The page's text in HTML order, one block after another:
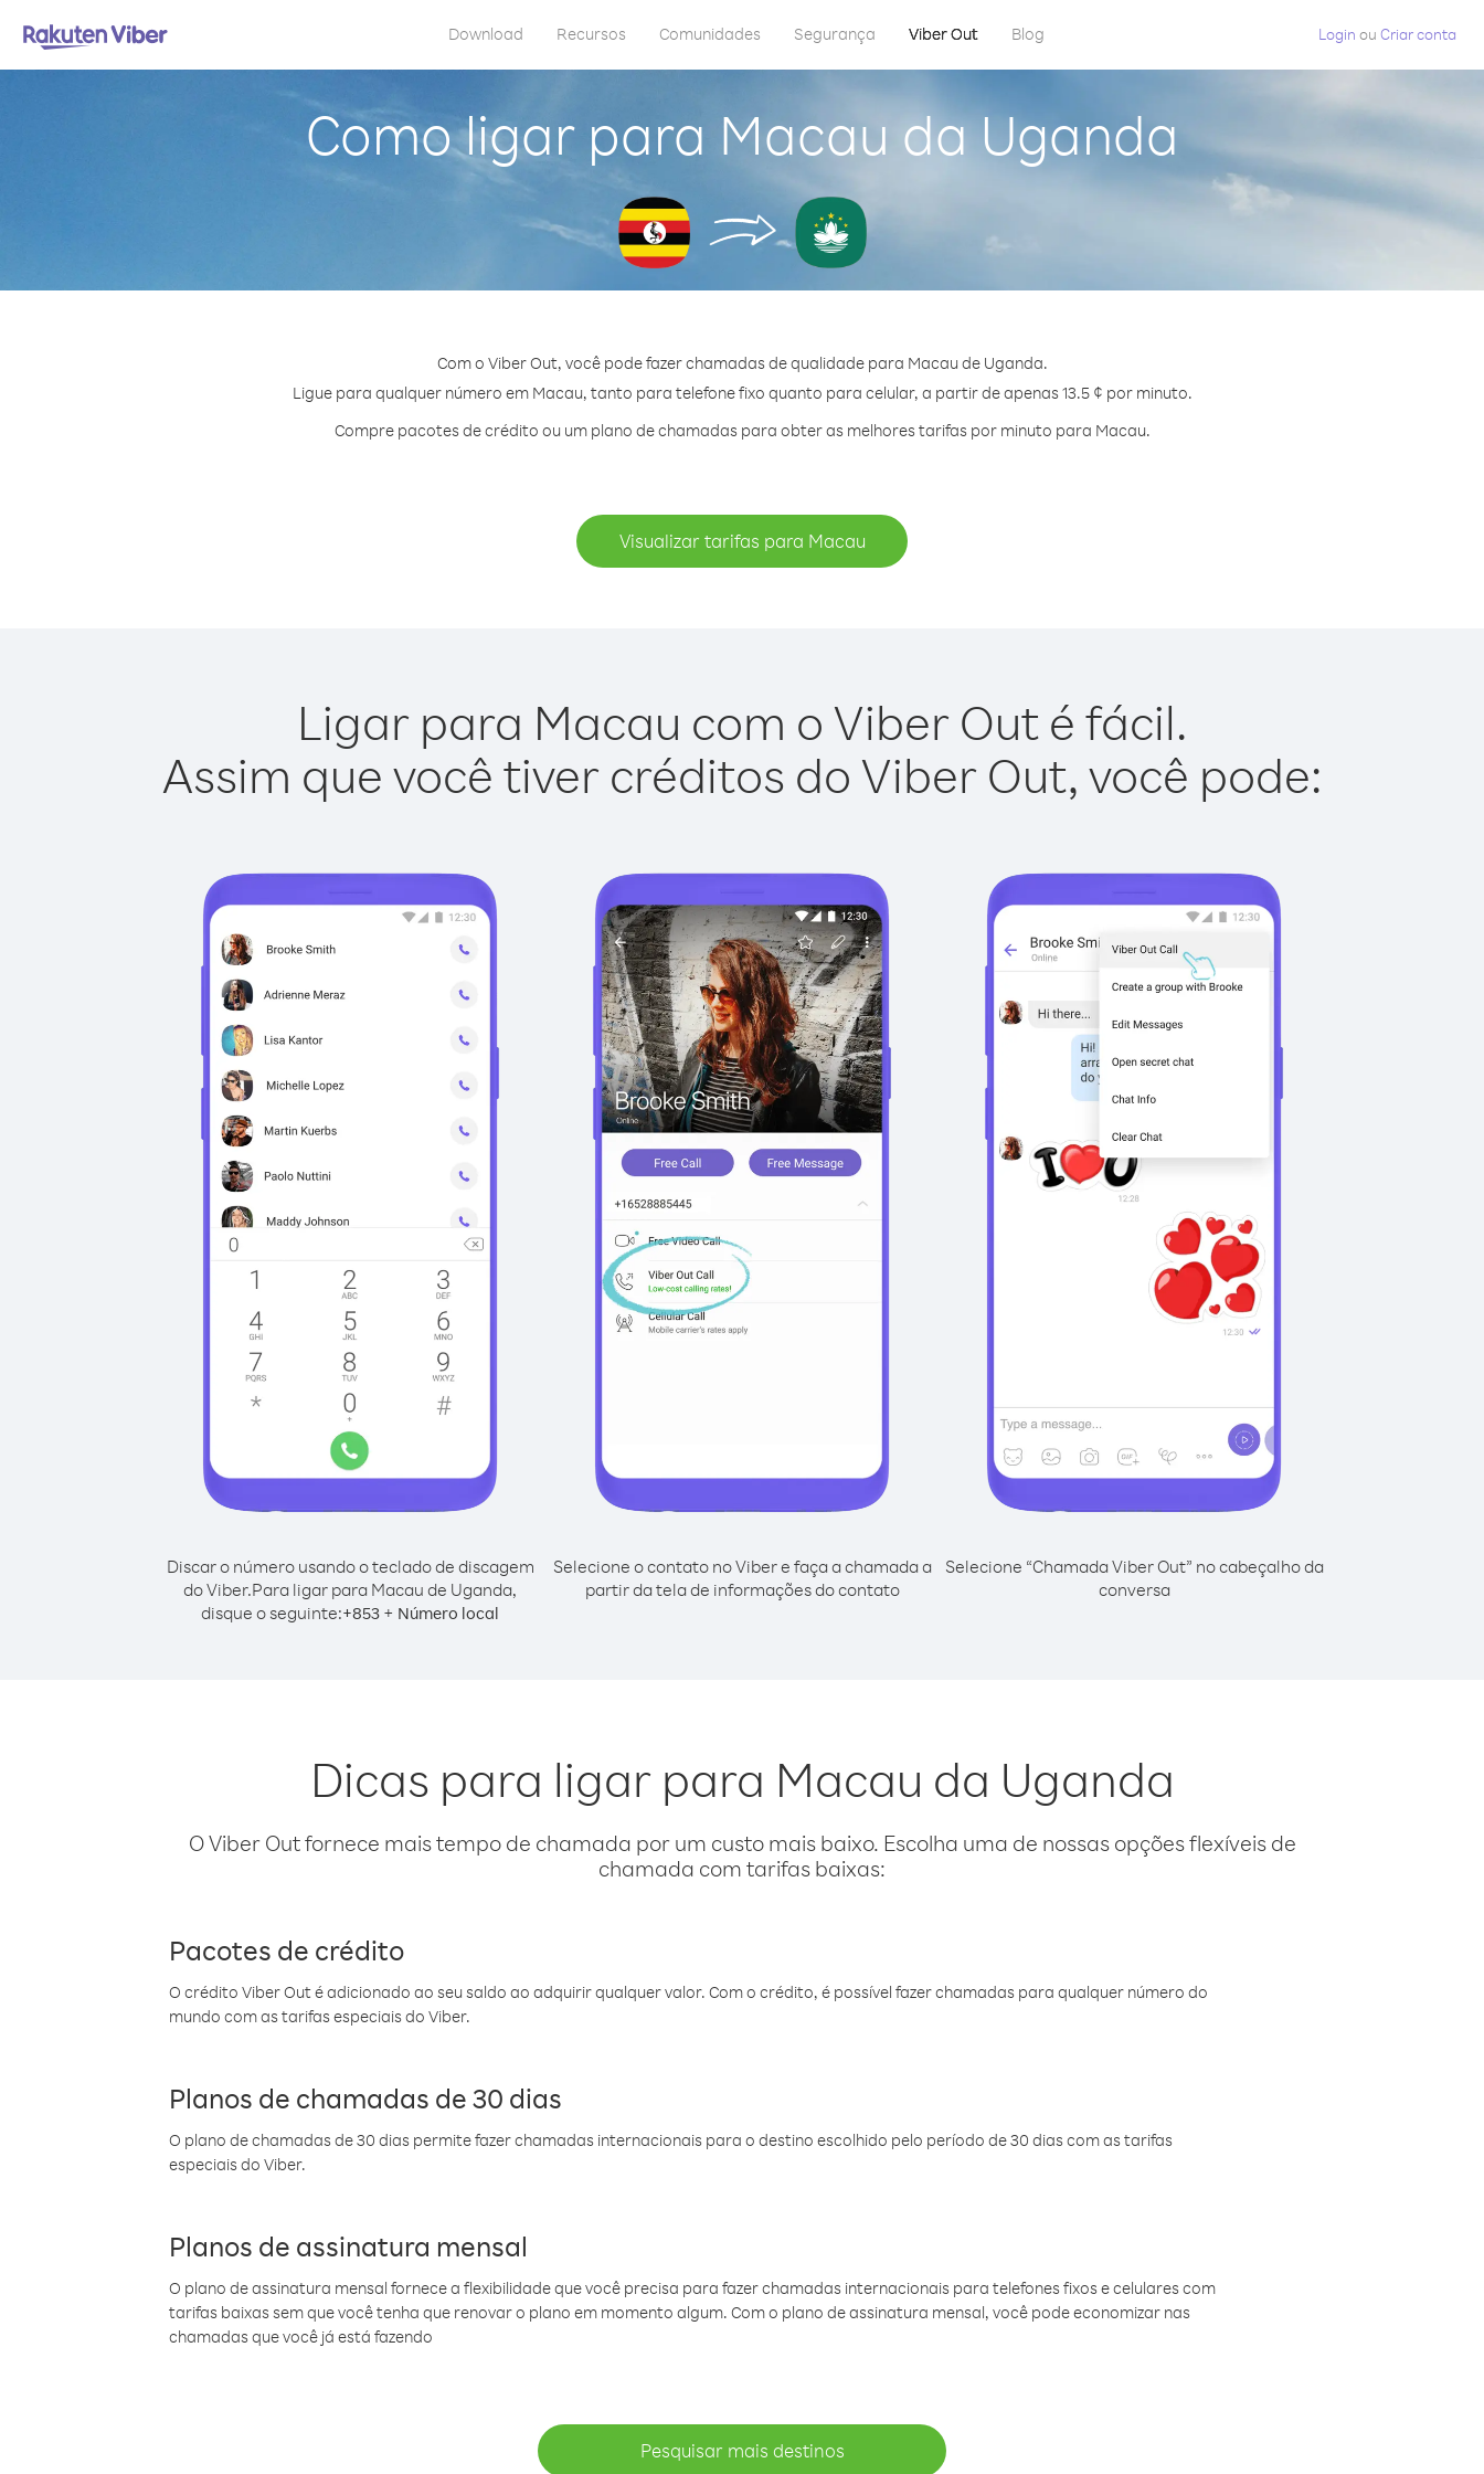
Download Recursos Comunidades Segurança Viber Out Blog Login ou Criar conta
Como ligar para Macau da Uganda
Com o Viber Out, você pode fazer chamadas de qualidade para Macau de Uganda.
Ligue para qualquer número em Macau, tanto para telefone fixo quanto para celular, a partir de apenas 13.5 ¢ por minuto.
Compre pacotes de crédito ou um plano de chamadas para obter as melhores tarifas por minuto para Macau.
Visualizar tarifas para Macau
Ligar para Macau com o Viber Out é fácil.
Assim que você tiver créditos do Viber Out, você pode:
Discar o número usando o teclado de discagem
do Viber.Para ligar para Macau de Uganda,
disque o seguinte:+853 + Número local
Selecione o contato no Viber e faça a chamada a
partir da tela de informações do contato
Selecione “Chamada Viber Out” no cabeçalho da
conversa
Dicas para ligar para Macau da Uganda
O Viber Out fornece mais tempo de chamada por um custo mais baixo. Escolha uma de nossas opções flexíveis de
chamada com tarifas baixas:
Pacotes de crédito
O crédito Viber Out é adicionado ao seu saldo ao adquirir qualquer valor. Com o crédito, é possível fazer chamadas para qualquer número do
mundo com as tarifas especiais do Viber.
Planos de chamadas de 30 dias
O plano de chamadas de 30 dias permite fazer chamadas internacionais para o destino escolhido pelo período de 30 dias com as tarifas
especiais do Viber.
Planos de assinatura mensal
O plano de assinatura mensal fornece a flexibilidade que você precisa para fazer chamadas internacionais para telefones fixos e celulares com
tarifas baixas sem que você tenha que renovar o plano em momento algum. Com o plano de assinatura mensal, você pode economizar nas
chamadas que você já está fazendo
Pesquisar mais destinos